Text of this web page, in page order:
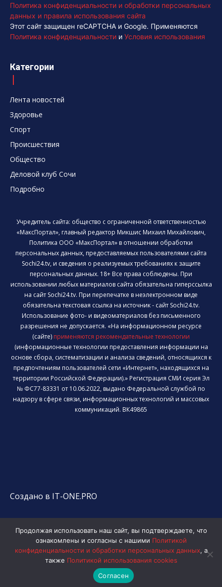
Политика конфиденциальности и обработки персональных
данных и правила использования сайта
Этот сайт защищен reCAPTCHA и Google. Применяются
Политика конфиденциальности и Условия использования
Категории
Лента новостей
Здоровье
Спорт
Происшествия
Общество
Деловой клуб Сочи
Подробно
Учредитель сайта: общество с ограниченной ответственностью
«МаксПортал», главный редактор Микшис Михаил Михайлович,
Политика ООО «МаксПортал» в отношении обработки
персональных данных, предоставляемых пользователями сайта
Sochi24.tv, и сведения о реализуемых требованиях к защите
персональных данных. 18+ Все права соблюдены. При
использовании любых материалов сайта обязательна гиперссылка
на сайт Sochi24.tv. При перепечатке в неэлектронном виде
обязательна текстовая ссылка на источник - сайт Sochi24.tv.
Использование фото- и видеоматериалов без письменного
разрешения не допускается. «На информационном ресурсе
(сайте) применяются рекомендательные технологии
(информационные технологии предоставления информации на
основе сбора, систематизации и анализа сведений, относящихся к
предпочтениям пользователей сети «Интернет», находящихся на
территории Российской Федерации).» Регистрация СМИ серия Эл
№ ФС77-83331 от 10.06.2022, выдано Федеральной службой по
надзору в сфере связи, информационных технологий и массовых
коммуникаций. ВК49865
Создано в IT-ONE.PRO
Продолжая использовать наш сайт, вы подтверждаете, что
ознакомлены и согласны с нашими Политикой
конфиденциальности и обработки персональных данных, а
также Политикой использования cookies
Согласен